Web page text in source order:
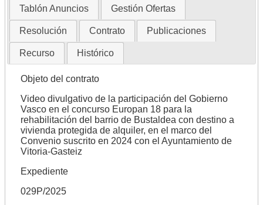
Tablón Anuncios Gestión Ofertas
Resolución Contrato Publicaciones
Recurso Histórico
Objeto del contrato
Video divulgativo de la participación del Gobierno
Vasco en el concurso Europan 18 para la
rehabilitación del barrio de Bustaldea con destino a
vivienda protegida de alquiler, en el marco del
Convenio suscrito en 2024 con el Ayuntamiento de
Vitoria-Gasteiz
Expediente
029P/2025